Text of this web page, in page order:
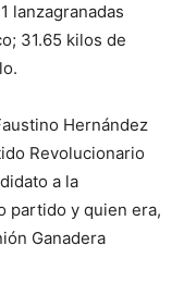
lanzagranadas
31.65 kilos de
Hernández
Revolucionario
a la
partido y quien era,
Ganadera